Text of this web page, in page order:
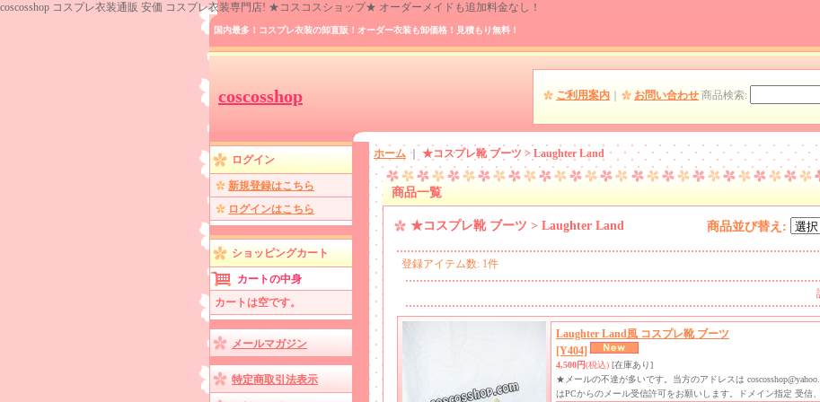
coscosshop コスプレ衣装通販 安価 コスプレ衣装専門店! ★コスコスショップ★ オーダーメイドも追加料金なし！
国内最多！コスプレ衣装の卸直販！オーダー衣装も卸価格！見積もり無料！
coscosshop ご利用案内 お問い合わせ 商品検索:
ログイン
新規登録はこちら
ログインはこちら
ショッピングカート
カートの中身
カートは空です。
メールマガジン
特定商取引法表示
ホーム ｜ ★コスプレ靴 ブーツ > Laughter Land
商品一覧
★コスプレ靴 ブーツ > Laughter Land 商品並び替え :
登録アイテム数: 1件
Laughter Land風 コスプレ靴 ブーツ
[Y404]
4,500円(税込) [在庫あり]
★メールの不達が多いです。当方のアドレスは
はPCからのメール受信許可をお願いします。ドメイン指定 受信